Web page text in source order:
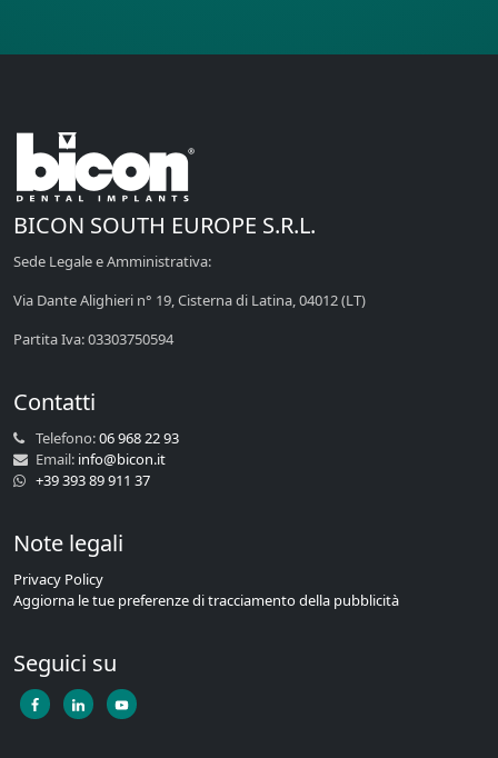
BICON SOUTH EUROPE S.R.L.
Sede Legale e Amministrativa:
Via Dante Alighieri n° 19, Cisterna di Latina, 04012 (LT)
Partita Iva: 03303750594
Contatti
Telefono:06 968 22 93
Email: info@bicon.it
+39 393 89 911 37
Note legali
Privacy Policy
Aggiorna le tue preferenze di tracciamento della pubblicità
Seguici su